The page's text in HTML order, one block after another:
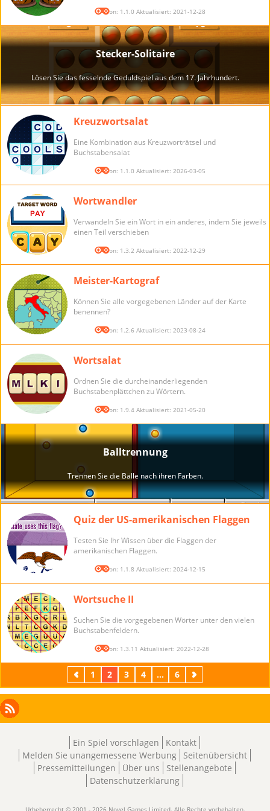
Version: 1.1.0 Aktualisiert: 2021-12-28
Kreuzwortsalat
Eine Kombination aus Kreuzworträtsel und
Buchstabensalat
Version: 1.1.0 Aktualisiert: 2026-03-05
Wortwandler
Verwandeln Sie ein Wort in ein anderes, indem Sie jeweils
einen Teil verschieben
Version: 1.3.2 Aktualisiert: 2022-12-29
Meister-Kartograf
Können Sie alle vorgegebenen Länder auf der Karte
benennen?
Version: 1.2.6 Aktualisiert: 2023-08-24
Wortsalat
Ordnen Sie die durcheinanderliegenden
Buchstabenplättchen zu Wörtern.
Version: 1.9.4 Aktualisiert: 2021-05-20
Quiz der US-amerikanischen Flaggen
Testen Sie Ihr Wissen über die Flaggen der
amerikanischen Flaggen.
Version: 1.1.8 Aktualisiert: 2024-12-15
Wortsuche II
Suchen Sie die vorgegebenen Wörter unter den vielen
Buchstabenfeldern.
Version: 1.3.11 Aktualisiert: 2022-12-28
Zurück
1 2 3 4 ... 6 Weiter
Facebook
Instagram
X
LinkedIn
RSS
Ein Spiel vorschlagen
Kontakt
Melden Sie unangemessene Werbung
Seitenübersicht
Pressemitteilungen
Über uns
Stellenangebote
Datenschutzerklärung
Urheberrecht © 2001 - 2026 Novel Games Limited. Alle Rechte vorbehalten.